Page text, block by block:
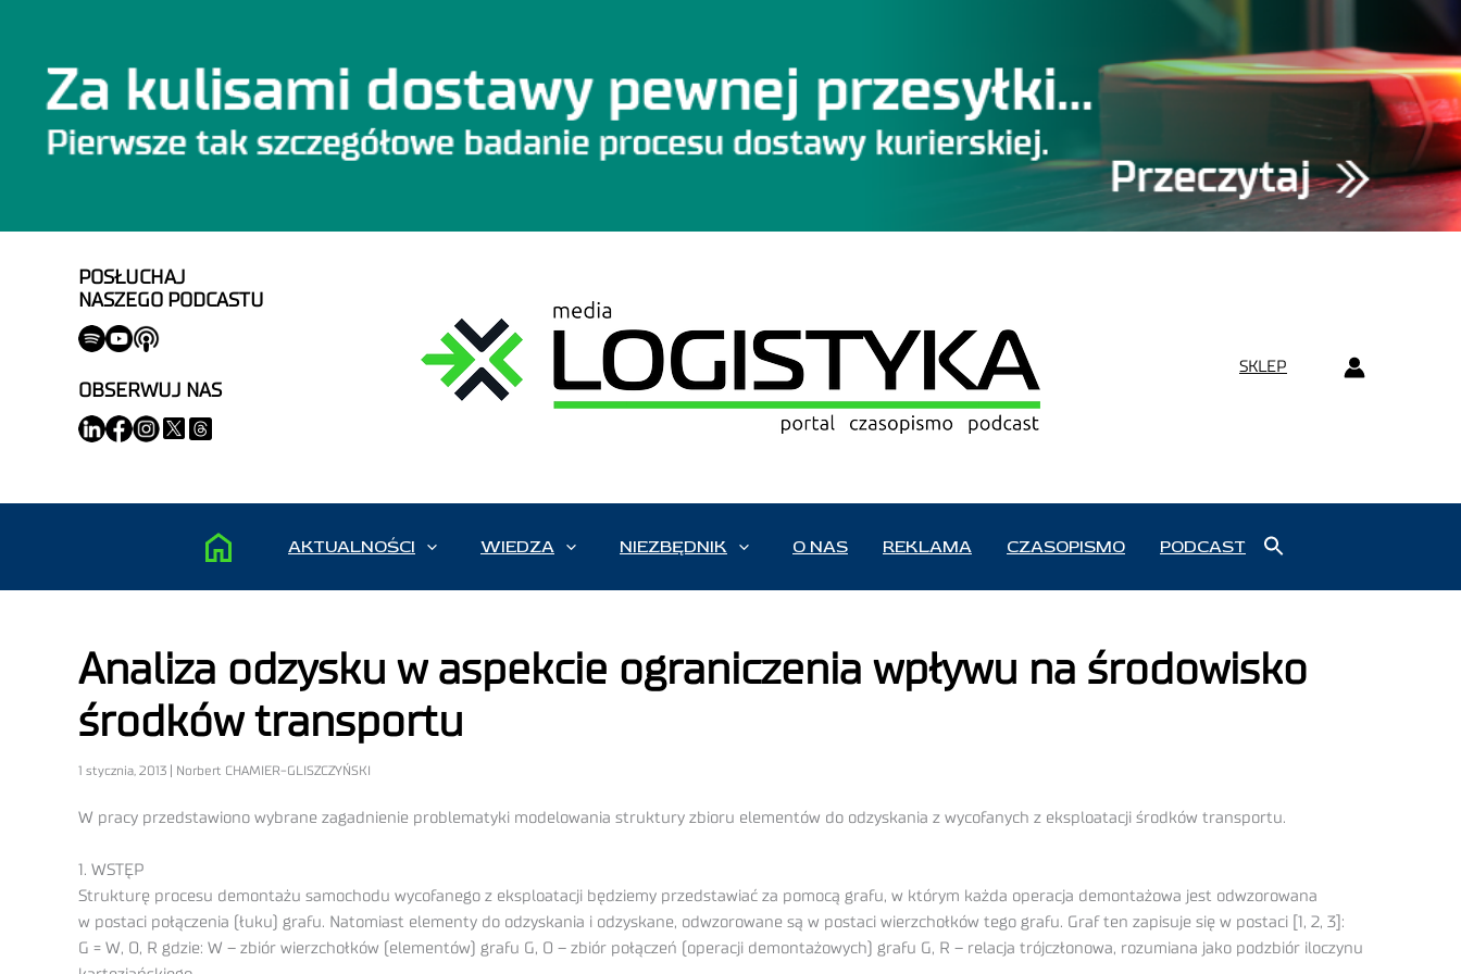
POSŁUCHAJ
NASZEGO PODCASTU
OBSERWUJ NAS
SKLEP
AKTUALNOŚCI WIEDZA NIEZBĘDNIK O NAS REKLAMA CZASOPISMO PODCAST
Analiza odzysku w aspekcie ograniczenia wpływu na środowisko
środków transportu
1 stycznia, 2013 | Norbert CHAMIER-GLISZCZYŃSKI
W pracy przedstawiono wybrane zagadnienie problematyki modelowania struktury zbioru elementów do odzyskania z wycofanych z eksploatacji środków transportu.
1. WSTĘP
Strukturę procesu demontażu samochodu wycofanego z eksploatacji będziemy przedstawiać za pomocą grafu, w którym każda operacja demontażowa jest odwzorowana
w postaci połączenia (łuku) grafu. Natomiast elementy do odzyskania i odzyskane, odwzorowane są w postaci wierzchołków tego grafu. Graf ten zapisuje się w postaci [1, 2, 3]:
G = W, O, R gdzie: W – zbiór wierzchołków (elementów) grafu G, O – zbiór połączeń (operacji demontażowych) grafu G, R – relacja trójczłonowa, rozumiana jako podzbiór iloczynu